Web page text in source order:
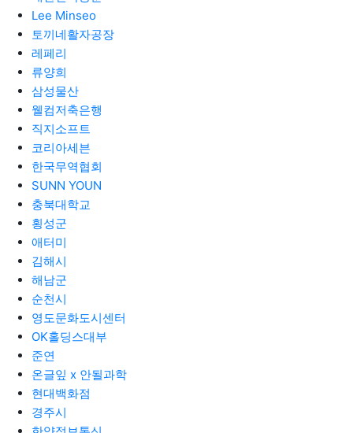
Lee Minseo
토끼네활자공장
레페리
류양희
삼성물산
웰컴저축은행
직지소프트
코리아세븐
한국무역협회
SUNN YOUN
충북대학교
횡성군
애터미
김해시
해남군
순천시
영도문화도시센터
OK홀딩스대부
준연
온글잎 x 안될과학
현대백화점
경주시